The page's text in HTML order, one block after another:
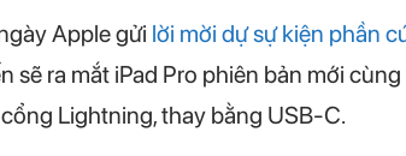
Apple gửi lời mời dự sự kiện phần
sẽ ra mắt iPad Pro phiên bản mới
Lightning, thay bằng USB-C.